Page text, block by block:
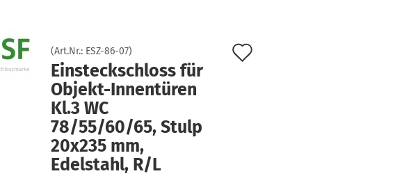
Konto erstellen
Passwort vergessen?
(Art.Nr.: ESZ-86-07)
Einsteckschloss für
Objekt-Innentüren
Kl.3 WC
78/55/60/65, Stulp
20x235 mm,
Edelstahl, R/L